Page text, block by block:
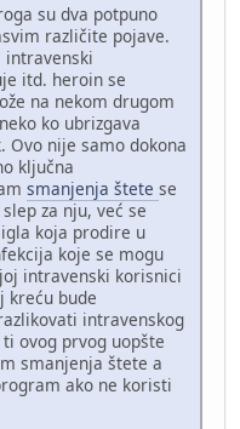
su dva potpuno
različite pojave.
itd. heroin se
na nekom drugom
ko ubrizgava
Ovo nije samo dokona
ključna
smanjenja štete se
za nju, već se
koja prodire u
koje se mogu
intravenski korisnici
kreću bude
intravenskog
ovog prvog uopšte
smanjenja štete a
ako ne koristi